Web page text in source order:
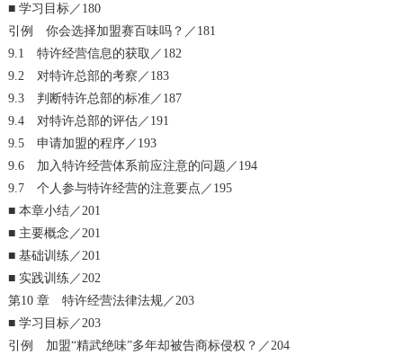
■ 学习目标／180
引例 你会选择加盟赛百味吗？／181
9.1 特许经营信息的获取／182
9.2 对特许总部的考察／183
9.3 判断特许总部的标准／187
9.4 对特许总部的评估／191
9.5 申请加盟的程序／193
9.6 加入特许经营体系前应注意的问题／194
9.7 个人参与特许经营的注意要点／195
■ 本章小结／201
■ 主要概念／201
■ 基础训练／201
■ 实践训练／202
第10 章 特许经营法律法规／203
■ 学习目标／203
引例 加盟“精武绝味”多年却被告商标侵权？／204